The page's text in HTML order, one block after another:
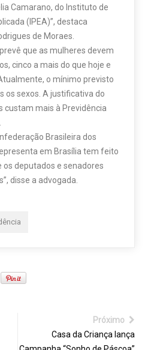
Camarano, do Instituto de
(IPEA)”, destaca
de Moraes.
que as mulheres devem
cinco a mais do que hoje e
o mínimo previsto
os sexos. A justificativa do
custam mais à Previdência
Brasileira dos
em Brasília tem feito
os deputados e senadores
disse a advogada.
Próximo
Casa da Criança lança